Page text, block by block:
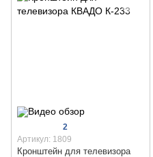
2
Артикул: 1809
Кронштейн для телевизора